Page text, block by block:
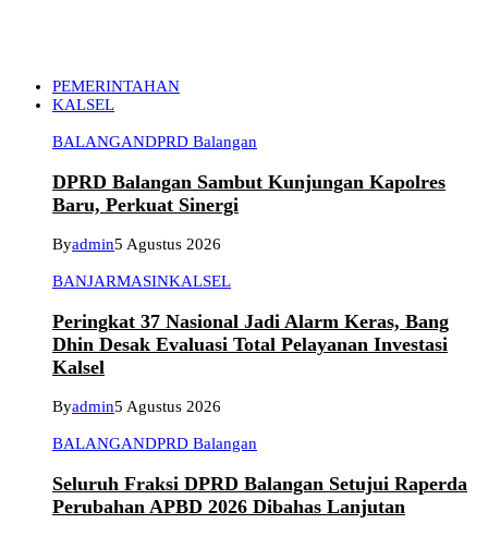
PEMERINTAHAN
KALSEL
BALANGANDPRD Balangan
DPRD Balangan Sambut Kunjungan Kapolres
Baru, Perkuat Sinergi
Byadmin5 Agustus 2026
BANJARMASINKALSEL
Peringkat 37 Nasional Jadi Alarm Keras, Bang
Dhin Desak Evaluasi Total Pelayanan Investasi
Kalsel
Byadmin5 Agustus 2026
BALANGANDPRD Balangan
Seluruh Fraksi DPRD Balangan Setujui Raperda
Perubahan APBD 2026 Dibahas Lanjutan